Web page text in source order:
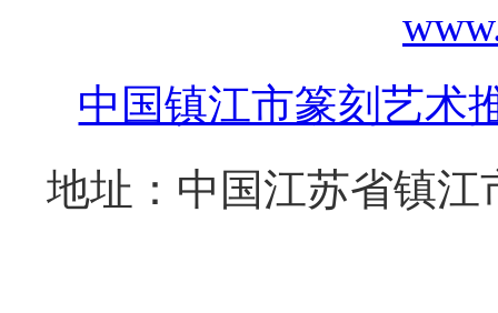
中国镇江市篆刻艺术
地址：中国江苏省镇江